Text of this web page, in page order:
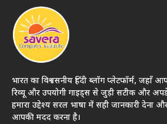
भारत का विश्वसनीय हिंदी ब्लॉग प्लेटफॉर्म, जहाँ
रिव्यू और उपयोगी गाइड्स से जुड़ी सटीक और
हमारा उद्देश्य सरल भाषा में सही जानकारी देना
आपकी मदद करना है।